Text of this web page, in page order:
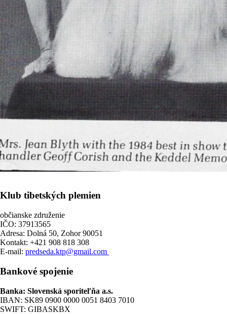
Klub tibetských plemien
občianske združenie
IČO: 37913565
Adresa: Dolná 50, Zohor 90051
Kontakt: +421 908 818 308
E-mail: predseda.ktp@gmail.com
Bankové spojenie
Banka: Slovenská sporiteľňa a.s.
IBAN: SK89 0900 0000 0051 8403 7010
SWIFT: GIBASKBX